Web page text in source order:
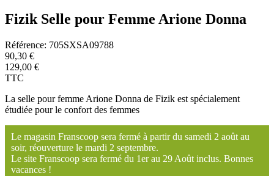
Fizik Selle pour Femme Arione Donna
Référence: 705SXSA09788
90,30 €
129,00 €
TTC
La selle pour femme Arione Donna de Fizik est spécialement
étudiée pour le confort des femmes
Le magasin Franscoop sera fermé à partir du samedi 2 août au
soir, réouverture le mardi 2 septembre.
Le site Franscoop sera fermé du 1er au 29 Août inclus. Bonnes
vacances !